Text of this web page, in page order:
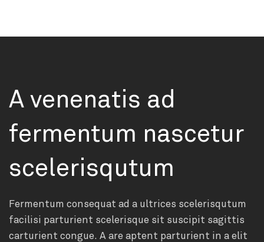
A venenatis ad
fermentum nascetur
scelerisqutum
Fermentum consequat ad a ultrices scelerisqutum
facilisi parturient scelerisque sit suscipit sagittis
carturient congue. A are aptent parturient in a elit